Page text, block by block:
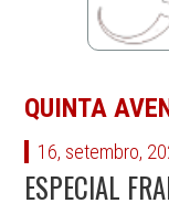
QUINTA
16, setembro,
ESPECIAL